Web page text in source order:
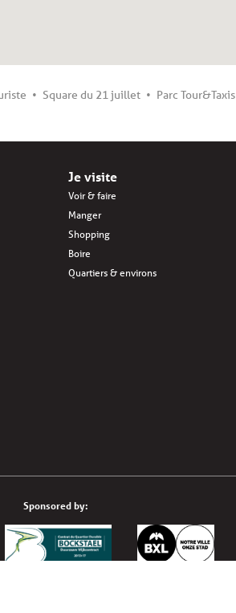
Square du 21 juillet Parc Tour&Taxis
Je visite
Voir & faire
Manger
Shopping
Boire
Quartiers & environs
Sponsored by: